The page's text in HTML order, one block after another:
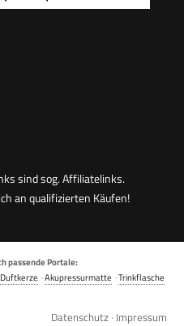
Tageslichtleuchte,
Tageslicht(Helle
sind sog. Affiliatelinks.
an qualifizierten Käufen!
passende Portale:
Duftkerze ·Akupressurmatte ·Trinkflasche
Datenschutz · Impressum